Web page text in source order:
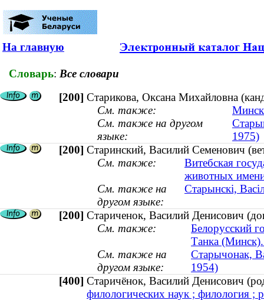
На главную
Словарь: Все словари
[200] Старикова, Оксана Михайловна
См. также:
См. также на другом
языке:
1975)
[200] Старинский, Василий Семенович
См. также:
Витебская
животных
См. также на
другом языке:
Старынскі,
[200] Стариченок, Василий Денисович
См. также:
Белорусский
Танка (Минск).
См. также на
другом языке:
Старычонак,
1954)
[400] Старичёнок, Василий Денисович
филологических наук ; филология ;